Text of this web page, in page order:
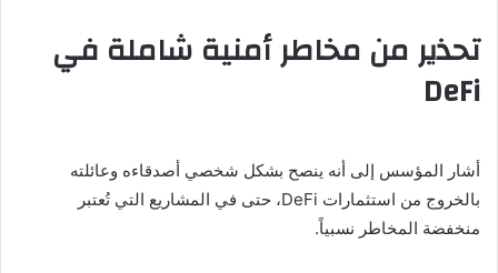
تحذير من مخاطر أمنية شاملة في
DeFi
أشار المؤسس إلى أنه ينصح بشكل شخصي أصدقاءه وعائلته
بالخروج من استثمارات DeFi، حتى في المشاريع التي تُعتبر
منخفضة المخاطر نسبياً.